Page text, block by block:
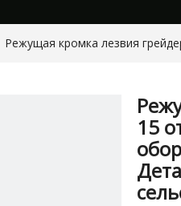
Режущая кромка лезвия
15